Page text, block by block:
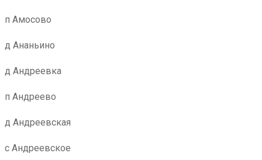
п Амосово
д Ананьино
д Андреевка
п Андреево
д Андреевская
с Андреевское